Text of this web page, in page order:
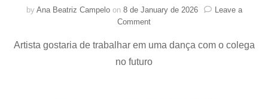
by Ana Beatriz Campelo on 8 de January de 2026
Leave a
Commenton
(TWICE)
Artista gostaria de trabalhar em uma dança com o colega
no futuro